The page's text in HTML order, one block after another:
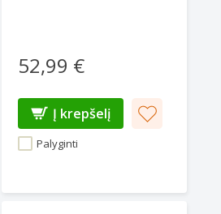
52,99 €
Palyginti
Į krepšelį